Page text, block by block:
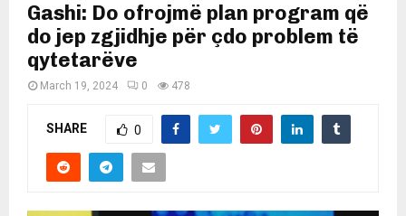
Gashi: Do ofrojmë plan program që
do jep zgjidhje për çdo problem të
qytetarëve
March 19, 2024 0 478
SHARE 0